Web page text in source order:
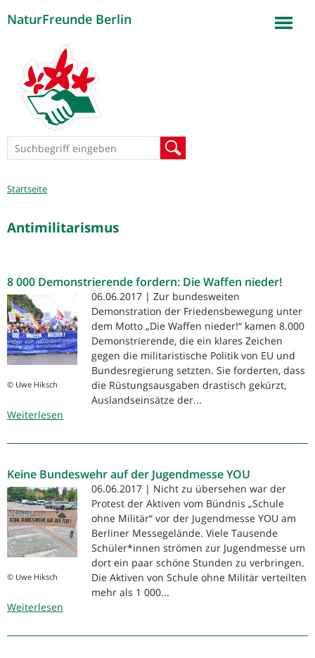
NaturFreunde Berlin
Suchformular
Sie
Startseite
Antimilitarismus
8 000 Demonstrierende fordern: Die Waffen nieder!
© Uwe Hiksch
06.06.2017 | Zur bundesweiten
Demonstration der Friedensbewegung unter
dem Motto „Die Waffen nieder!“ kamen 8.000
Demonstrierende, die ein klares Zeichen
gegen die militaristische Politik von EU und
Bundesregierung setzten. Sie forderten, dass
die Rüstungsausgaben drastisch gekürzt,
Auslandseinsätze der...
Weiterlesen
000
fordern:
Die
Waffen
nieder!
Keine Bundeswehr auf der Jugendmesse YOU
© Uwe Hiksch
06.06.2017 | Nicht zu übersehen war der
Protest der Aktiven vom Bündnis „Schule
ohne Militär“ vor der Jugendmesse YOU am
Berliner Messegelände. Viele Tausende
Schüler*innen strömen zur Jugendmesse um
dort ein paar schöne Stunden zu verbringen.
Die Aktiven von Schule ohne Militär verteilten
mehr als 1 000...
Weiterlesen
Bundeswehr